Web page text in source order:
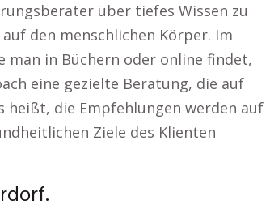
über tiefes Wissen zu
den menschlichen Körper. Im
man in Büchern oder online findet,
eine gezielte Beratung, die auf
die Empfehlungen werden auf
Ziele des Klienten